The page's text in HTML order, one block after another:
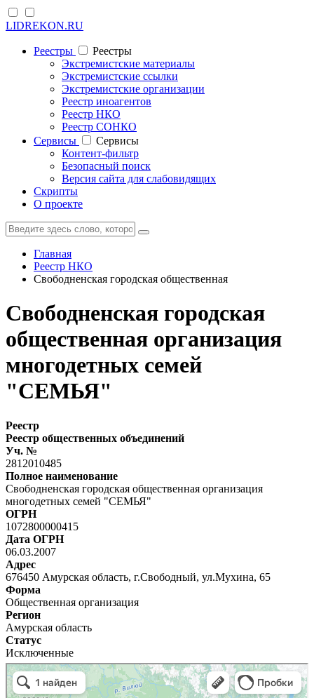
LIDREKON.RU
Реестры
Реестры
Экстремистские материалы
Экстремистские ссылки
Экстремистские организации
Реестр иноагентов
Реестр НКО
Реестр СОНКО
Cервисы
Cервисы
Контент-фильтр
Безопасный поиск
Версия сайта для слабовидящих
Скрипты
О проекте
Главная
Реестр НКО
Свободненская городская общественная
Свободненская городская
общественная организация
многодетных семей
"СЕМЬЯ"
Реестр
Реестр общественных объединений
Уч. №
2812010485
Полное наименование
Свободненская городская общественная организация
многодетных семей "СЕМЬЯ"
ОГРН
1072800000415
Дата ОГРН
06.03.2007
Адрес
676450 Амурская область, г.Свободный, ул.Мухина, 65
Форма
Общественная организация
Регион
Амурская область
Статус
Исключенные